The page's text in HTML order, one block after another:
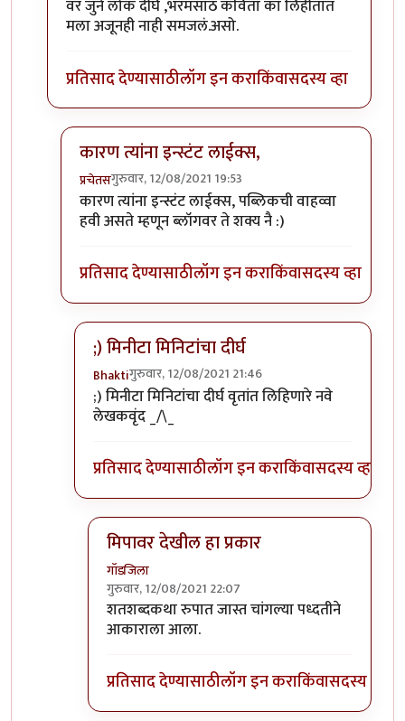
वर जुने लोक दीर्घ ,भरमसाठ कविता का लिहीतात
मला अजूनही नाही समजलं.असो.
प्रतिसाद देण्यासाठीलॉग इन कराकिंवासदस्य व्हा
कारण त्यांना इन्स्टंट लाईक्स,
प्रचेतसगुरुवार, 12/08/2021 19:53
In reply toवाचनीय मजकूर फेसबुक,byBhakti
कारण त्यांना इन्स्टंट लाईक्स, पब्लिकची वाहव्वा
हवी असते म्हणून ब्लॉगवर ते शक्य नै :)
प्रतिसाद देण्यासाठीलॉग इन कराकिंवासदस्य व्हा
;) मिनीटा मिनिटांचा दीर्घ
Bhaktiगुरुवार, 12/08/2021 21:46
In reply toकारण त्यांना इन्स्टंट लाईक्स,by
;) मिनीटा मिनिटांचा दीर्घ वृतांत लिहिणारे नवे
लेखकवृंद _/\_
प्रतिसाद देण्यासाठीलॉग इन कराकिंवासदस्य व्हा
मिपावर देखील हा प्रकार
गॉडजिला
गुरुवार, 12/08/2021 22:07
In reply to;) मिनीटा मिनिटांचा दीर्घbyBhakti
शतशब्दकथा रुपात जास्त चांगल्या पध्दतीने
आकाराला आला.
प्रतिसाद देण्यासाठीलॉग इन कराकिंवासदस्य व्हा